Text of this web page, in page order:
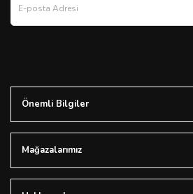
Önemli Bilgiler
Mağazalarımız